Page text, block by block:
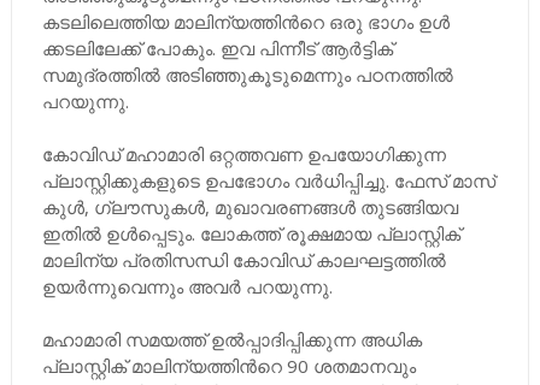
കടലിലെത്തിയ മാലിന്യത്തിന്‍റെ ഒരു ഭാഗം ഉൾ​
ക്കടലിലേക്ക്​ പോകും. ഇവ പിന്നീട്​ ആർട്ടിക്​
സമുദ്രത്തിൽ അടിഞ്ഞുകൂടുമെന്നും പഠനത്തിൽ
പറയുന്നു.
കോവിഡ്​ മഹാമാരി ഒറ്റത്തവണ ഉപയോഗിക്കുന്ന
പ്ലാസ്റ്റിക്കുകളുടെ ഉപ​ഭോഗം വർധിപ്പിച്ചു. ഫേസ്​ മാസ്​
കുൾ, ഗ്ലൗസുകൾ, മുഖാവരണങ്ങൾ തുടങ്ങിയവ
ഇതിൽ ഉൾപ്പെടും. ലോകത്ത്​ രൂക്ഷമായ പ്ലാസ്റ്റിക്​
മാലിന്യ പ്രതിസന്ധി കോവിഡ്​ കാലഘട്ടത്തിൽ
ഉയർന്നുവെന്നും അവർ പറയുന്നു.
മഹാമാരി സമയത്ത്​ ഉൽപ്പാദിപ്പിക്കുന്ന അധിക
പ്ലാസ്റ്റിക്​ മാലിന്യത്തിന്‍റെ 90 ശതമാനവും